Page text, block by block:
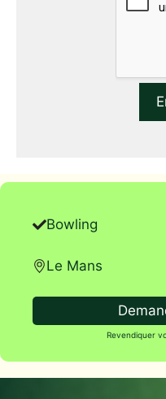
Bowling
Le Mans
Revendiquer